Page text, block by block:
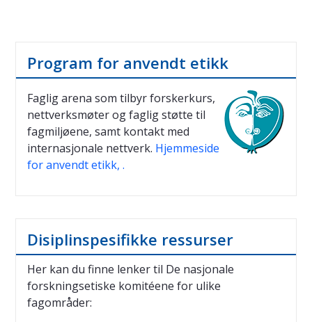
Program for anvendt etikk
Faglig arena som tilbyr forskerkurs,
nettverksmøter og faglig støtte til
fagmiljøene, samt kontakt med
internasjonale nettverk. Hjemmeside
for anvendt etikk, .
Disiplinspesifikke ressurser
Her kan du finne lenker til De nasjonale
forskningsetiske komitéene for ulike
fagområder: